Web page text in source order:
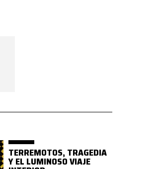
TERREMOTOS, TRAGEDIA
Y EL LUMINOSO VIAJE